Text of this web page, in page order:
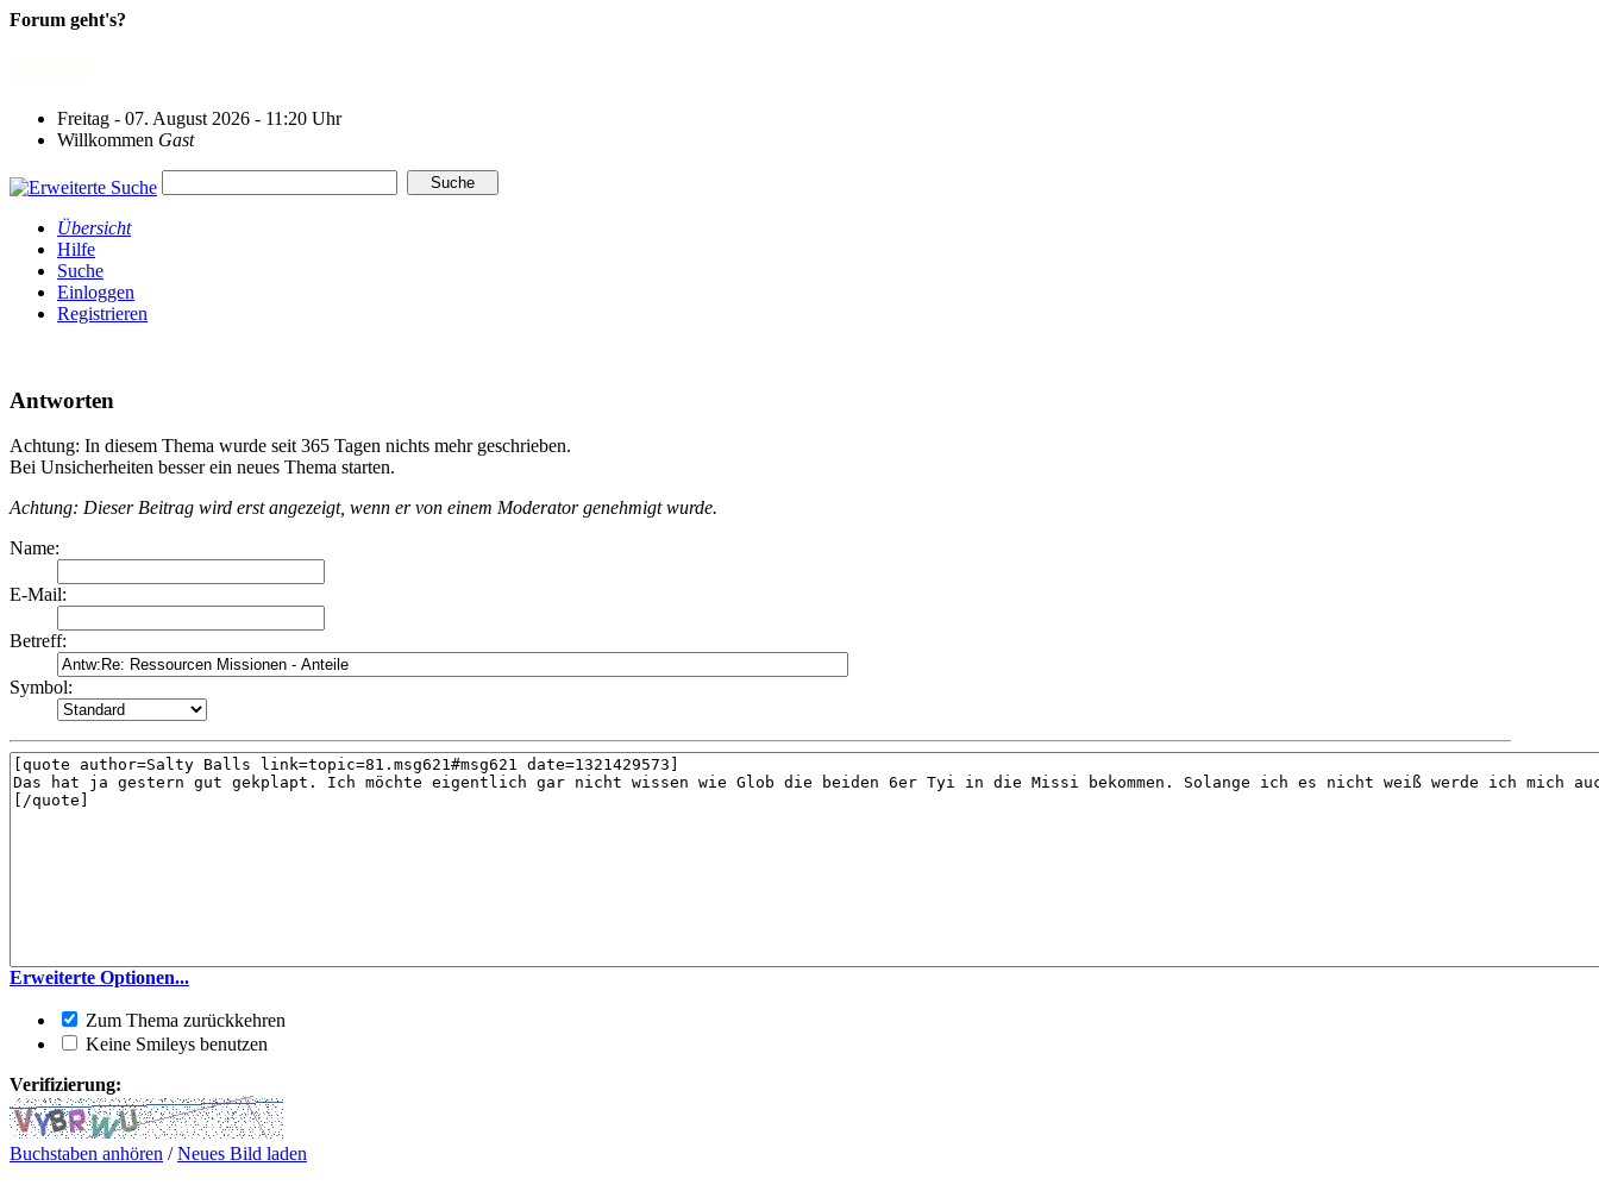
Forum geht's?
Freitag - 07. August 2026 - 11:20 Uhr
Willkommen Gast
Übersicht
Hilfe
Suche
Einloggen
Registrieren
Antworten
Achtung: In diesem Thema wurde seit 365 Tagen nichts mehr geschrieben.
Bei Unsicherheiten besser ein neues Thema starten.
Achtung: Dieser Beitrag wird erst angezeigt, wenn er von einem Moderator genehmigt wurde.
Name:
E-Mail:
Betreff:
Symbol:
Erweiterte Optionen...
Zum Thema zurückkehren
Keine Smileys benutzen
Verifizierung:
Buchstaben anhören /Neues Bild laden